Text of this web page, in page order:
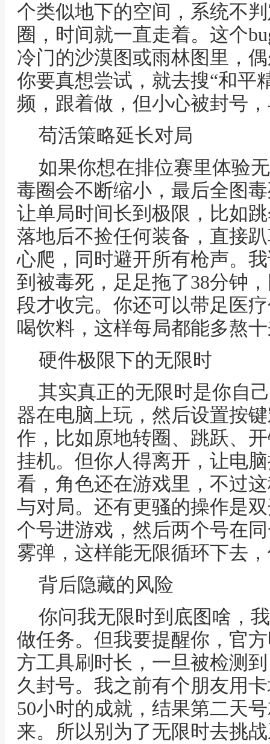
个类似地下的空间，系统不
圈，时间就一直走着。这个
冷门的沙漠图或雨林图里，
你要真想尝试，就去搜“和平
频，跟着做，但小心被封号
苟活策略延长对局
如果你想在排位赛里体验
毒圈会不断缩小，最后全图
让单局时间长到极限，比如
落地后不捡任何装备，直接
心爬，同时避开所有枪声。
到被毒死，足足拖了38分钟
段才收完。你还可以带足医
喝饮料，这样每局都能多熬
硬件极限下的无限时
其实真正的无限时是你自
器在电脑上玩，然后设置按
作，比如原地转圈、跳跃、
挂机。但你人得离开，让电
看，角色还在游戏里，不过
与对局。还有更骚的操作是
个号进游戏，然后两个号在
雾弹，这样能无限循环下去
背后隐藏的风险
你问我无限时到底图啥，
做任务。但我要提醒你，官
方工具刷时长，一旦被检测
久封号。我之前有个朋友用
50小时的成就，结果第二天
来。所以别为了无限时去挑